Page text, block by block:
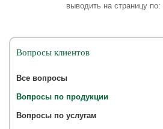
выводить на страницу по:
Вопросы клиентов
Все вопросы
Вопросы по продукции
Вопросы по услугам